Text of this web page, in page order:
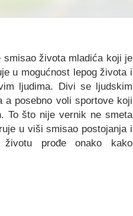
smisao života mladića koji je
u mogućnost lepog života i
ljudima. Divi se ljudskim
a posebno voli sportove koji
To što nije vernik ne smeta
u viši smisao postojanja i
prođe onako kako